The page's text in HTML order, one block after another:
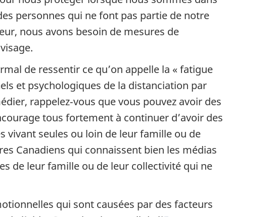
personnes qui ne font pas partie de notre
nous avons besoin de mesures de
de ressentir ce qu’on appelle la « fatigue
et psychologiques de la distanciation par
rappelez‑vous que vous pouvez avoir des
tous fortement à continuer d’avoir des
vivant seules ou loin de leur famille ou de
Canadiens qui connaissent bien les médias
de leur famille ou de leur collectivité qui ne
qui sont causées par des facteurs